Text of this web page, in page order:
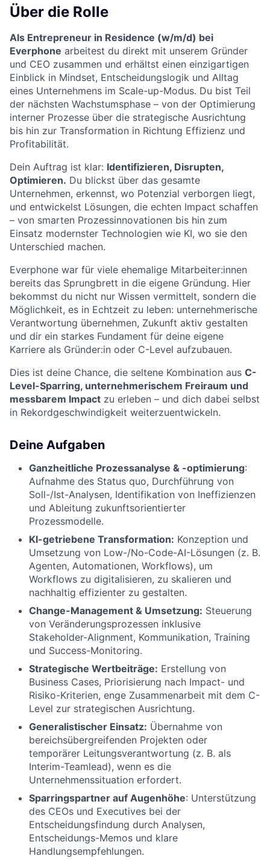
Über die Rolle
Als Entrepreneur in Residence (w/m/d) bei
Everphone arbeitest du direkt mit unserem Gründer
und CEO zusammen und erhältst einen einzigartigen
Einblick in Mindset, Entscheidungslogik und Alltag
eines Unternehmens im Scale-up-Modus. Du bist Teil
der nächsten Wachstumsphase – von der Optimierung
interner Prozesse über die strategische Ausrichtung
bis hin zur Transformation in Richtung Effizienz und
Profitabilität.
Dein Auftrag ist klar: Identifizieren, Disrupten,
Optimieren. Du blickst über das gesamte
Unternehmen, erkennst, wo Potenzial verborgen liegt,
und entwickelst Lösungen, die echten Impact schaffen
– von smarten Prozessinnovationen bis hin zum
Einsatz modernster Technologien wie KI, wo sie den
Unterschied machen.
Everphone war für viele ehemalige Mitarbeiter:innen
bereits das Sprungbrett in die eigene Gründung. Hier
bekommst du nicht nur Wissen vermittelt, sondern die
Möglichkeit, es in Echtzeit zu leben: unternehmerische
Verantwortung übernehmen, Zukunft aktiv gestalten
und dir ein starkes Fundament für deine eigene
Karriere als Gründer:in oder C-Level aufzubauen.
Dies ist deine Chance, die seltene Kombination aus C-
Level-Sparring, unternehmerischem Freiraum und
messbarem Impact zu erleben – und dich dabei selbst
in Rekordgeschwindigkeit weiterzuentwickeln.
Deine Aufgaben
Ganzheitliche Prozessanalyse & -optimierung:
Aufnahme des Status quo, Durchführung von
Soll-/Ist-Analysen, Identifikation von Ineffizienzen
und Ableitung zukunftsorientierter
Prozessmodelle.
KI-getriebene Transformation: Konzeption und
Umsetzung von Low-/No-Code-AI-Lösungen (z. B.
Agenten, Automationen, Workflows), um
Workflows zu digitalisieren, zu skalieren und
nachhaltig effizienter zu gestalten.
Change-Management & Umsetzung: Steuerung
von Veränderungsprozessen inklusive
Stakeholder-Alignment, Kommunikation, Training
und Success-Monitoring.
Strategische Wertbeiträge: Erstellung von
Business Cases, Priorisierung nach Impact- und
Risiko-Kriterien, enge Zusammenarbeit mit dem C-
Level zur strategischen Ausrichtung.
Generalistischer Einsatz: Übernahme von
bereichsübergreifenden Projekten oder
temporärer Leitungsverantwortung (z. B. als
Interim-Teamlead), wenn es die
Unternehmenssituation erfordert.
Sparringspartner auf Augenhöhe: Unterstützung
des CEOs und Executives bei der
Entscheidungsfindung durch Analysen,
Entscheidungs-Memos und klare
Handlungsempfehlungen.